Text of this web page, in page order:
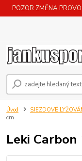
POZOR ZMĚNA
Úvod SJEZDOVÉ
cm
Leki